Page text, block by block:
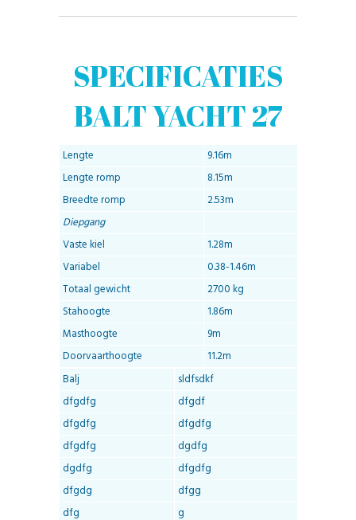
SPECIFICATIES
BALT YACHT 27
Lengte
9.16m
Lengte romp
8.15m
Breedte romp
2.53m
Diepgang
Vaste kiel
1.28m
Variabel
0.38-1.46m
Totaal gewicht
2700 kg
Stahoogte
1.86m
Masthoogte
9m
Doorvaarthoogte
11.2m
Balj
sldfsdkf
dfgdfg
dfgdf
dfgdfg
dfgdfg
dfgdfg
dgdfg
dgdfg
dfgdfg
dfgdg
dfgg
dfg
g